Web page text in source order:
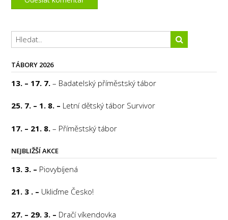
TÁBORY 2026
13. – 17. 7. – Badatelský příměstský tábor
25. 7. – 1. 8. – Letní dětský tábor Survivor
17. – 21. 8. – Příměstský tábor
NEJBLIŽŠÍ AKCE
13. 3. – Piovybíjená
21. 3 . – Ukliďme Česko!
27. – 29. 3. – Dračí víkendovka